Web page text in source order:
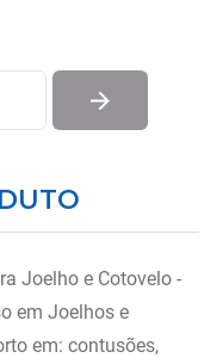
Joelho e Cotovelo -
em Joelhos e
em: contusões,